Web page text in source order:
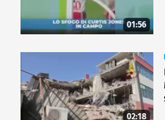
01:56
02:18